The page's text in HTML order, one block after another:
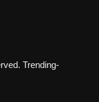
Trending-